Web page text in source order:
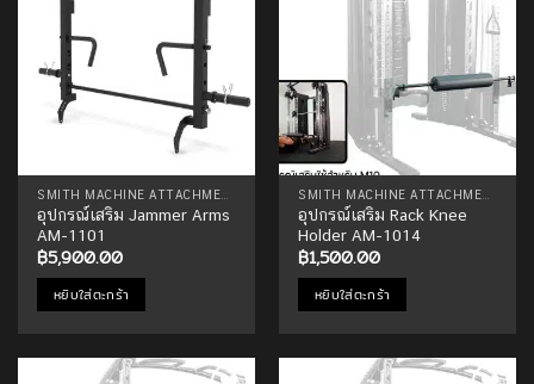
SMITH MACHINE ATTACHMENTS
อุปกรณ์เสริม Jammer Arms
AM-1101
฿5,900.00
หยิบใส่ตะกร้า
SMITH MACHINE ATTACHMENTS
อุปกรณ์เสริม Rack Knee
Holder AM-1014
฿1,500.00
หยิบใส่ตะกร้า